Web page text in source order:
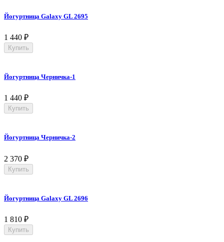
Йогуртница Galaxy GL 2695
1 440 ₽
Купить
Йогуртница Черничка-1
1 440 ₽
Купить
Йогуртница Черничка-2
2 370 ₽
Купить
Йогуртница Galaxy GL 2696
1 810 ₽
Купить